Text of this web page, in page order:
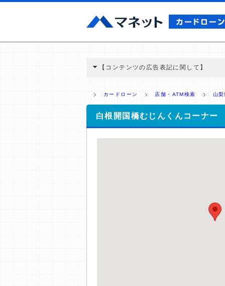
【コンテンツの広告表記に関して】
ミ収集などに基づき、公平性を担保した情
>提携企業一覧
カードローン 店舗・ATM検索 山
白根開国橋むじんくんコーナー